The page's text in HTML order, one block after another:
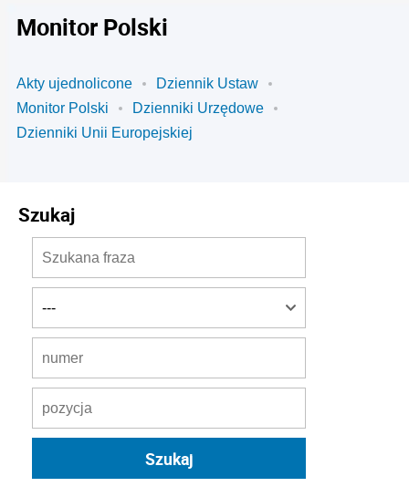
Monitor Polski
Akty ujednolicone
Dziennik Ustaw
Monitor Polski
Dzienniki Urzędowe
Dzienniki Unii Europejskiej
Szukaj